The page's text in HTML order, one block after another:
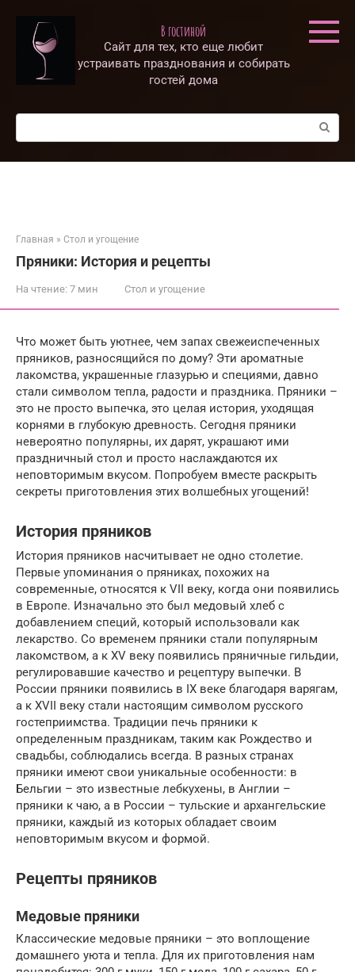
контенту
В гостиной
Сайт для тех, кто еще любит
устраивать празднования и собирать
гостей дома
Поиск:
Главная » Стол и угощение
Пряники: История и рецепты
На чтение: 7 мин Стол и угощение
Что может быть уютнее, чем запах свежеиспеченных
пряников, разносящийся по дому? Эти ароматные
лакомства, украшенные глазурью и специями, давно
стали символом тепла, радости и праздника. Пряники –
это не просто выпечка, это целая история, уходящая
корнями в глубокую древность. Сегодня пряники
невероятно популярны, их дарят, украшают ими
праздничный стол и просто наслаждаются их
неповторимым вкусом. Попробуем вместе раскрыть
секреты приготовления этих волшебных угощений!
История пряников
История пряников насчитывает не одно столетие.
Первые упоминания о пряниках, похожих на
современные, относятся к VII веку, когда они появились
в Европе. Изначально это был медовый хлеб с
добавлением специй, который использовали как
лекарство. Со временем пряники стали популярным
лакомством, а к XV веку появились пряничные гильдии,
регулировавшие качество и рецептуру выпечки. В
России пряники появились в IX веке благодаря варягам,
а к XVII веку стали настоящим символом русского
гостеприимства. Традиции печь пряники к
определенным праздникам, таким как Рождество и
свадьбы, соблюдались всегда. В разных странах
пряники имеют свои уникальные особенности: в
Бельгии – это известные лебкухены, в Англии –
пряники к чаю, а в России – тульские и архангельские
пряники, каждый из которых обладает своим
неповторимым вкусом и формой.
Рецепты пряников
Медовые пряники
Классические медовые пряники – это воплощение
домашнего уюта и тепла. Для их приготовления нам